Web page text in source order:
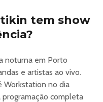
bebendo cerveja
jogo em clima de
tem show
noturna em Porto
e artistas ao vivo.
Workstation no dia
programação completa